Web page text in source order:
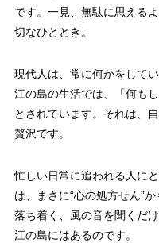
です。一見、無駄に思える
切なひととき。
現代人は、常に何かをして
江の島の生活では、「何も
とされています。それは、
贅沢です。
忙しい日常に追われる人に
は、まさに“心の処方せん”
落ち着く、風の音を聞くだ
江の島にはあるのです。